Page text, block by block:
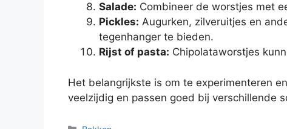
Salade: Combineer de worstjes met
Pickles: Augurken, zilveruitjes en
tegenhanger te bieden.
Rijst of pasta: Chipolataworstjes
Het belangrijkste is om te experimenteren
veelzijdig en passen goed bij verschillende